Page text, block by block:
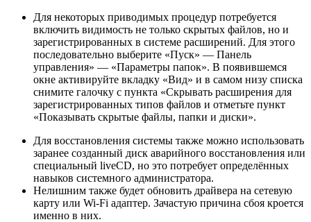
Для некоторых приводимых процедур потребуется
включить видимость не только скрытых файлов, но и
зарегистрированных в системе расширений. Для этого
последовательно выберите «Пуск» — Панель
управления» — «Параметры папок». В появившемся
окне активируйте вкладку «Вид» и в самом низу списка
снимите галочку с пункта «Скрывать расширения для
зарегистрированных типов файлов и отметьте пункт
«Показывать скрытые файлы, папки и диски».
Для восстановления системы также можно использовать
заранее созданный диск аварийного восстановления или
специальный liveCD, но это потребует определённых
навыков системного администратора.
Нелишним также будет обновить драйвера на сетевую
карту или Wi-Fi адаптер. Зачастую причина сбоя кроется
именно в них.